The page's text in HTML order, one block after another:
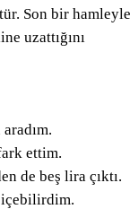
Son bir hamleyle
uzattığını
ettim.
de beş lira çıktı.
içebilirdim.